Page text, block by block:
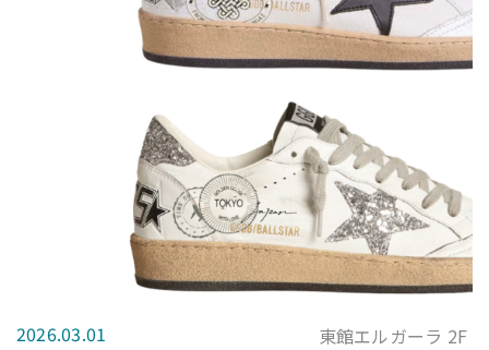
2026.03.01 東館エルガーラ 2F